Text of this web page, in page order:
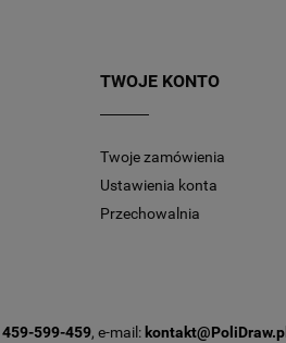
TWOJE KONTO
Twoje zamówienia
Ustawienia konta
Przechowalnia
459-599-459, e-mail: kontakt@PoliDraw.pl